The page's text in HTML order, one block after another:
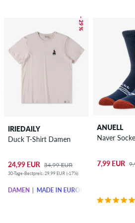
– 29 %
IRIEDAILY
Duck T-Shirt Damen
24,99 EUR 34,99 EUR
30-Tage-Bestpreis: 29,99 EUR (-17%)
DAMEN MADE IN EUROPE
ANUELL
Naver
7,99 EUR